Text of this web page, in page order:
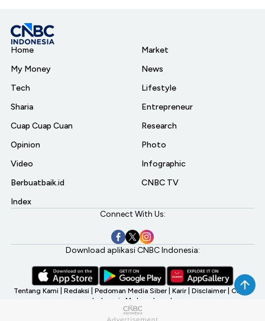
Home
My Money
Tech
Sharia
Cuap Cuap Cuan
Opinion
Video
Berbuatbaik.id
Index
Market
News
Lifestyle
Entrepreneur
Research
Photo
Infographic
CNBC TV
Connect With Us:
Download aplikasi CNBC Indonesia:
Tentang Kami Redaksi Pedoman Media Siber Karir Disclaimer CNBC
Indonesia My Investment
©2026 CNBC Indonesia, A Transmedia Company